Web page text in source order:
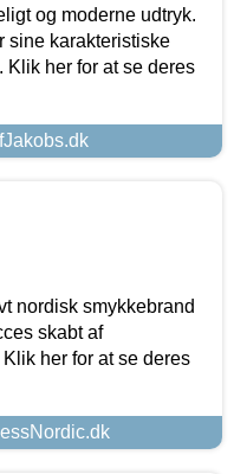
og moderne udtryk.
sine karakteristiske
Klik her for at se deres
nordisk smykkebrand
skabt af
her for at se deres